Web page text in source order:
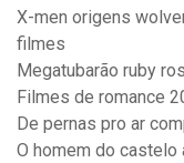
X-men origens
filmes
Megatubarão ruby
Filmes de romance
De pernas pro ar
O homem do